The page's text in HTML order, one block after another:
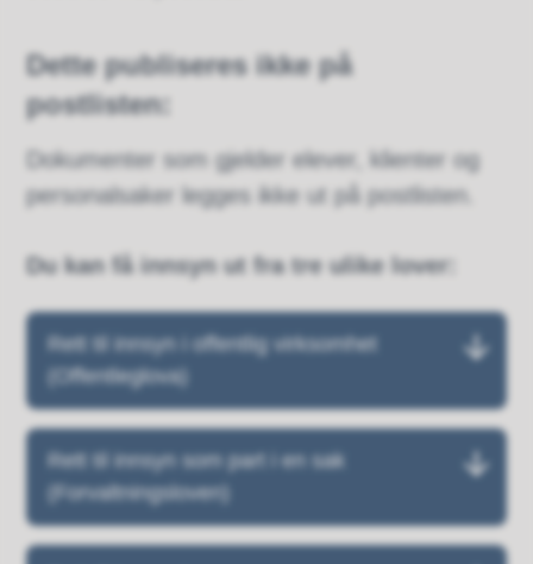
Dette publiseres ikke på
postlisten:
Dokumenter som gjelder elever, klienter og
personalsaker legges ikke ut på postlisten.
Du kan få innsyn ut fra tre ulike lover:
Rett til innsyn i offentlig virksomhet
(Offentleglova)
Rett til innsyn som part i en sak
(Forvaltningsloven)